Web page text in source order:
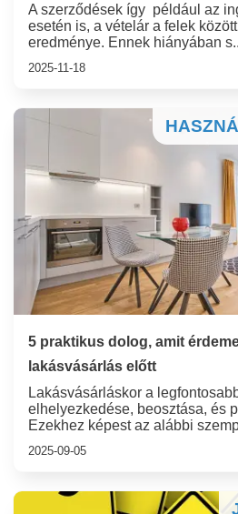
A szerződések így például az
esetén is, a vételár a felek
eredménye. Ennek hiányában
2025-11-18
5 praktikus dolog, amit
lakásvásárlás előtt
Lakásvásárláskor a
elhelyezkedése, beosztása, és
Ezekhez képest az alábbi
2025-09-05